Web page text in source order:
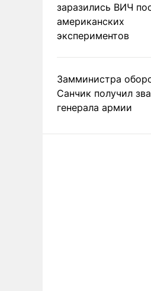
заразились ВИЧ
американских
экспериментов
Замминистра
Санчик получил
генерала армии